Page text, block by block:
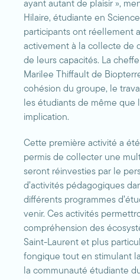
ayant autant de plaisir »,
Hilaire, étudiante en
participants ont réellement
activement à la collecte de
de leurs capacités. La
Marilee Thiffault de
cohésion du groupe, le
les étudiants de même
implication.
Cette première activité a
permis de collecter une
seront réinvesties par le
d’activités pédagogiques
différents programmes
venir. Ces activités
compréhension des
Saint-Laurent et plus
fongique tout en stimulant
la communauté étudiante